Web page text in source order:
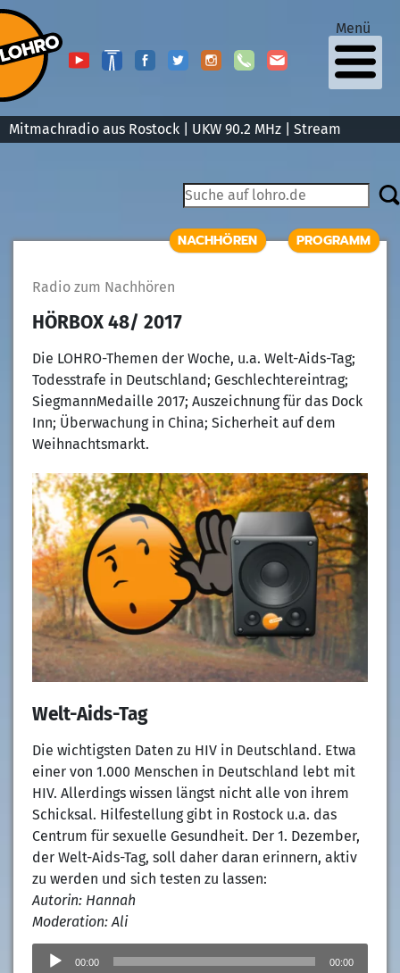
Mitmachradio aus Rostock | UKW 90.2 MHz | Stream
Menü
NACHHÖREN PROGRAMM
Radio zum Nachhören
HÖRBOX 48/ 2017
Die LOHRO-Themen der Woche, u.a. Welt-Aids-Tag;
Todesstrafe in Deutschland; Geschlechtereintrag;
SiegmannMedaille 2017; Auszeichnung für das Dock
Inn; Überwachung in China; Sicherheit auf dem
Weihnachtsmarkt.
Welt-Aids-Tag
Die wichtigsten Daten zu HIV in Deutschland. Etwa
einer von 1.000 Menschen in Deutschland lebt mit
HIV. Allerdings wissen längst nicht alle von ihrem
Schicksal. Hilfestellung gibt in Rostock u.a. das
Centrum für sexuelle Gesundheit. Der 1. Dezember,
der Welt-Aids-Tag, soll daher daran erinnern, aktiv
zu werden und sich testen zu lassen:
Autorin: Hannah
Moderation: Ali
Audio-
Player
00:00 00:00